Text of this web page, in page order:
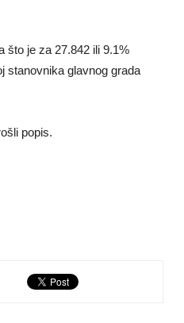
što je za 27.842 ili 9.1%
stanovnika glavnog grada
popis.